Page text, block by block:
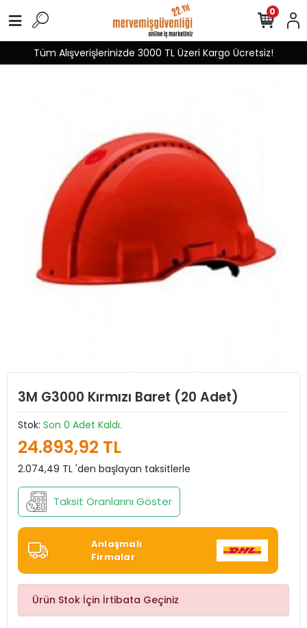
Tüm Alışverişlerinizde 3000 TL Üzeri Kargo Ücretsiz!
0
3M G3000 Kırmızı Baret (20 Adet)
Stok: Son 0 Adet Kaldı.
24.893,92 TL
2.074,49 TL 'den başlayan taksitlerle
Taksit Oranlarını Göster
Anlaşmalı
Firmalar
Ürün Stok İçin İrtibata Geçiniz